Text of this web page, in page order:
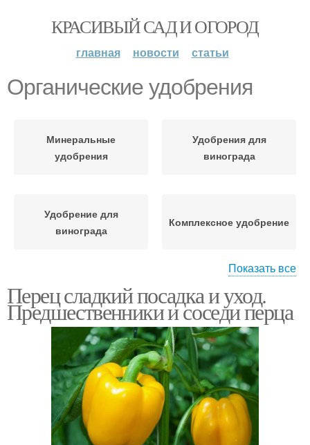
КРАСИВЫЙ САД И ОГОРОД
главная новости статьи
Органические удобрения
Минеральные
удобрения
Удобрения для
винограда
Удобрение для
винограда
Комплексное удобрение
Сложные удобрения
клубники
Клубникиорганические
удобрения
Органические
подкормки
Показать все
Перец сладкий посадка и уход.
Предшественники и соседи перца